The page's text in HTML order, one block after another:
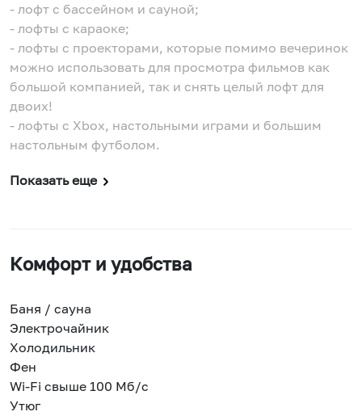
- лофт с бассейном и сауной;
- лофты с караоке;
- лофты с проекторами, которые помимо вечеринок
можно использовать для просмотра фильмов как
большой компанией, так и снять целый лофт для
двоих!
- лофты с Xbox, настольными играми и большим
настольным футболом.
Показать еще
Комфорт и удобства
Баня / сауна
Электрочайник
Холодильник
Фен
Wi-Fi свыше 100 Мб/с
Утюг